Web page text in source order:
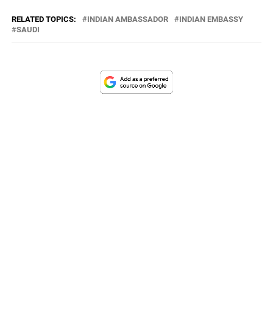
RELATED TOPICS: INDIAN AMBASSADOR
INDIAN EMBASSY
SAUDI